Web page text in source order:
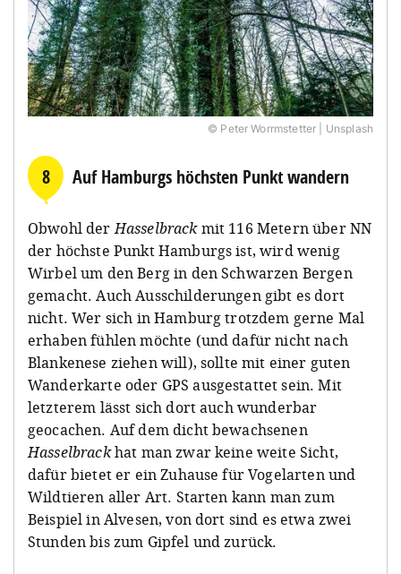
© Peter Worrmstetter | Unsplash
8 Auf Hamburgs höchsten Punkt wandern
Obwohl derHasselbrackmit 116 Metern über NN
der höchste Punkt Hamburgs ist, wird wenig
Wirbel um den Berg in den Schwarzen Bergen
gemacht. Auch Ausschilderungen gibt es dort
nicht. Wer sich in Hamburg trotzdem gerne Mal
erhaben fühlen möchte (und dafür nicht nach
Blankenese ziehen will), sollte mit einer guten
Wanderkarte oder GPS ausgestattet sein. Mit
letzterem lässt sich dort auch wunderbar
geocachen. Auf dem dicht bewachsenen
Hasselbrackhat man zwar keine weite Sicht,
dafür bietet er ein Zuhause für Vogelarten und
Wildtieren aller Art. Starten kann man zum
Beispiel in Alvesen, von dort sind es etwa zwei
Stunden bis zum Gipfel und zurück.